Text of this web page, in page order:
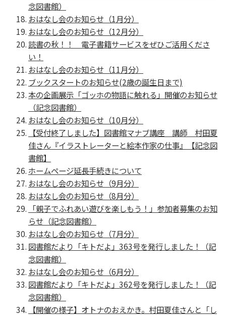
念図書館）
おはなし会のお知らせ（1月分）
おはなし会のお知らせ（12月分）
読書の秋！！ 電子書籍サービスをぜひご活用くださ
い！
おはなし会のお知らせ（11月分）
ブックスタートのお知らせ(2歳の誕生日まで)
本の企画展示「ゴッホの物語に触れる」開催のお知らせ
（記念図書館）
おはなし会のお知らせ（10月分）
【受付終了しました】図書館マナブ講座 講師 村田夏
佳さん『イラストレーターと絵本作家の仕事』【記念図
書館】
ホームページ延長手続きについて
おはなし会のお知らせ（9月分）
おはなし会のお知らせ（8月分）
「親子でふれあい遊びを楽しもう！」参加者募集のお知
らせ（記念図書館）
おはなし会のお知らせ（7月分）
図書館だより「キトだよ」363号を発行しました！（記
念図書館）
おはなし会のお知らせ（6月分）
図書館だより「キトだよ」362号を発行しました！（記
念図書館）
【開催の様子】オトナのおえかき。村田夏佳さんと「し